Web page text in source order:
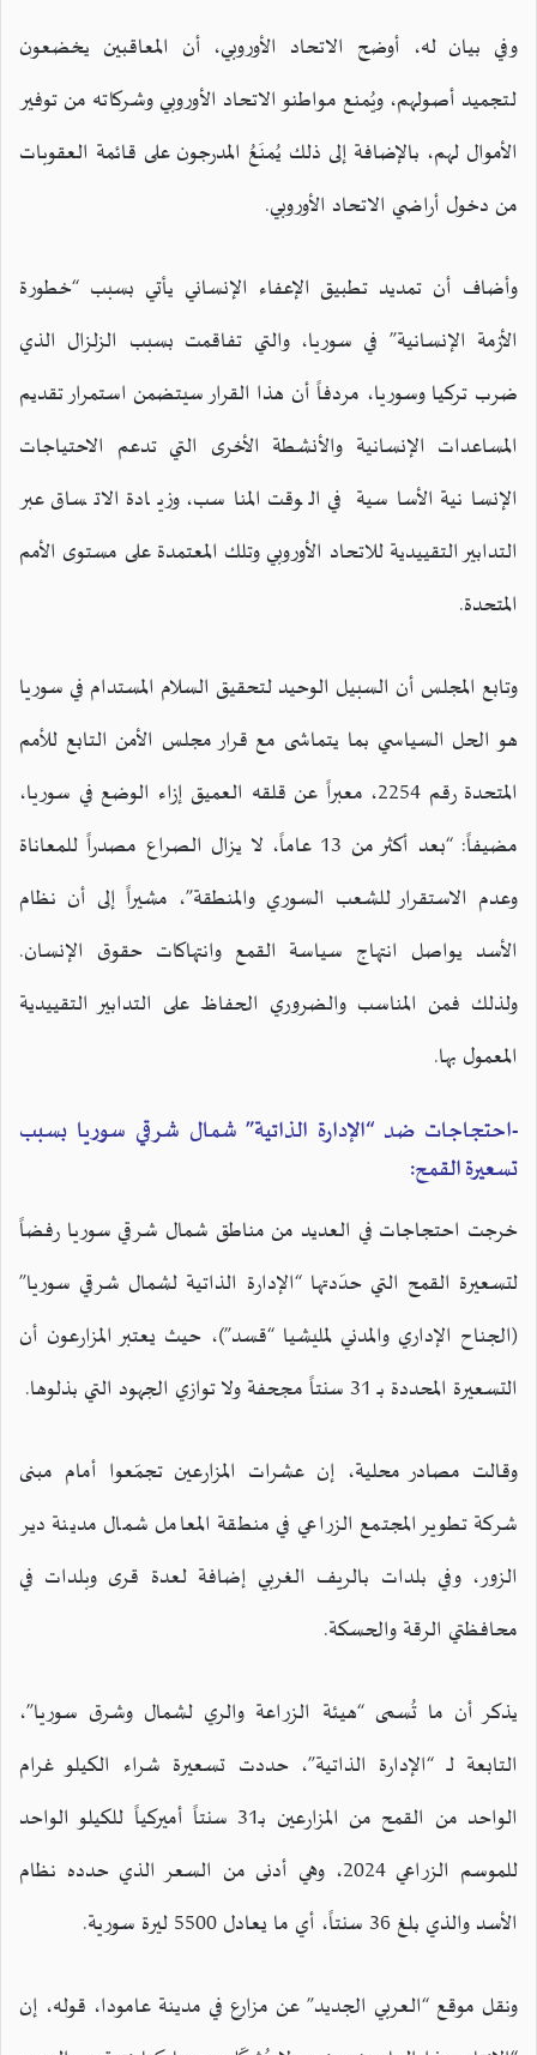
وفي بيان له، أوضح الاتحاد الأوروبي، أن المعاقبين يخضعون
لتجميد أصولهم، ويُمنع مواطنو الاتحاد الأوروبي وشركاته من توفير
الأموال لهم، بالإضافة إلى ذلك يُمنَعُ المدرجون على قائمة العقوبات
من دخول أراضي الاتحاد الأوروبي.
وأضاف أن تمديد تطبيق الإعفاء الإنساني يأتي بسبب “خطورة
الأزمة الإنسانية” في سوريا، والتي تفاقمت بسبب الزلزال الذي
ضرب تركيا وسوريا، مردفاً أن هذا القرار سيتضمن استمرار تقديم
المساعدات الإنسانية والأنشطة الأخرى التي تدعم الاحتياجات
الإنسانية الأساسية في الوقت المناسب، وزيادة الاتساق عبر
التدابير التقييدية للاتحاد الأوروبي وتلك المعتمدة على مستوى الأمم
المتحدة.
وتابع المجلس أن السبيل الوحيد لتحقيق السلام المستدام في سوريا
هو الحل السياسي بما يتماشى مع قرار مجلس الأمن التابع للأمم
المتحدة رقم 2254، معبراً عن قلقه العميق إزاء الوضع في سوريا،
مضيفاً: “بعد أكثر من 13 عاماً، لا يزال الصراع مصدراً للمعاناة
وعدم الاستقرار للشعب السوري والمنطقة”، مشيراً إلى أن نظام
الأسد يواصل انتهاج سياسة القمع وانتهاكات حقوق الإنسان.
ولذلك فمن المناسب والضروري الحفاظ على التدابير التقييدية
المعمول بها.
-احتجاجات ضد “الإدارة الذاتية” شمال شرقي سوريا بسبب
تسعيرة القمح:
خرجت احتجاجات في العديد من مناطق شمال شرقي سوريا رفضاً
لتسعيرة القمح التي حدّدتها “الإدارة الذاتية لشمال شرقي سوريا”
(الجناح الإداري والمدني لمليشيا “قسد”)، حيث يعتبر المزارعون أن
التسعيرة المحددة بـ 31 سنتاً مجحفة ولا توازي الجهود التي بذلوها.
وقالت مصادر محلية، إن عشرات المزارعين تجمّعوا أمام مبنى
شركة تطوير المجتمع الزراعي في منطقة المعامل شمال مدينة دير
الزور، وفي بلدات بالريف الغربي إضافة لعدة قرى وبلدات في
محافظتي الرقة والحسكة.
يذكر أن ما تُسمى “هيئة الزراعة والري لشمال وشرق سوريا”،
التابعة لـ “الإدارة الذاتية”، حددت تسعيرة شراء الكيلو غرام
الواحد من القمح من المزارعين بـ31 سنتاً أميركياً للكيلو الواحد
للموسم الزراعي 2024، وهي أدنى من السعر الذي حدده نظام
الأسد والذي بلغ 36 سنتاً، أي ما يعادل 5500 ليرة سورية.
ونقل موقع “العربي الجديد” عن مزارع في مدينة عامودا، قوله، إن